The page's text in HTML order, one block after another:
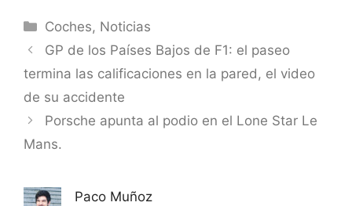
Categorías
Coches, Noticias
GP de los Países Bajos de F1: el paseo
termina las calificaciones en la pared, el video
de su accidente
Porsche apunta al podio en el Lone Star Le
Mans.
Paco Muñoz